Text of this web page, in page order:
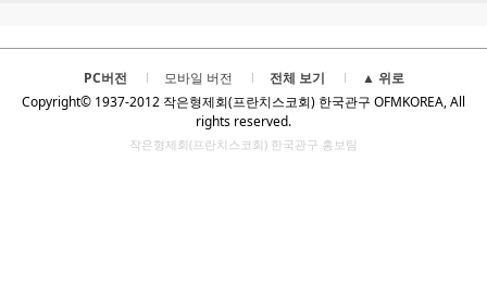
PC버전 모바일 버전 전체 보기
▲ 위로
Copyright© 1937-2012 작은형제회(프란치스코회) 한국관구 OFMKOREA, All
rights reserved.
작은형제회(프란치스코회) 한국관구 홍보팀